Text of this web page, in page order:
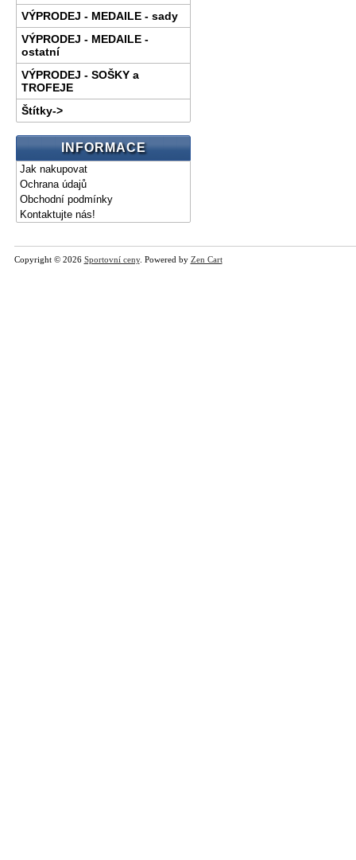
VÝPRODEJ - MEDAILE - sady
VÝPRODEJ - MEDAILE -
ostatní
VÝPRODEJ - SOŠKY a
TROFEJE
Štítky->
INFORMACE
Jak nakupovat
Ochrana údajů
Obchodní podmínky
Kontaktujte nás!
Copyright © 2026 Sportovní ceny. Powered by Zen Cart